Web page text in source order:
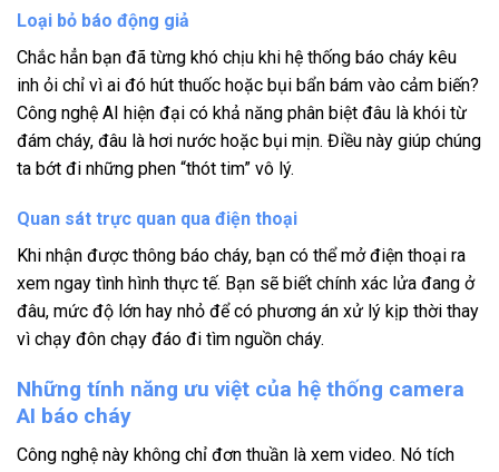
Loại bỏ báo động giả
Chắc hẳn bạn đã từng khó chịu khi hệ thống báo cháy kêu
inh ỏi chỉ vì ai đó hút thuốc hoặc bụi bẩn bám vào cảm biến?
Công nghệ AI hiện đại có khả năng phân biệt đâu là khói từ
đám cháy, đâu là hơi nước hoặc bụi mịn. Điều này giúp chúng
ta bớt đi những phen “thót tim” vô lý.
Quan sát trực quan qua điện thoại
Khi nhận được thông báo cháy, bạn có thể mở điện thoại ra
xem ngay tình hình thực tế. Bạn sẽ biết chính xác lửa đang ở
đâu, mức độ lớn hay nhỏ để có phương án xử lý kịp thời thay
vì chạy đôn chạy đáo đi tìm nguồn cháy.
Những tính năng ưu việt của hệ thống camera
AI báo cháy
Công nghệ này không chỉ đơn thuần là xem video. Nó tích